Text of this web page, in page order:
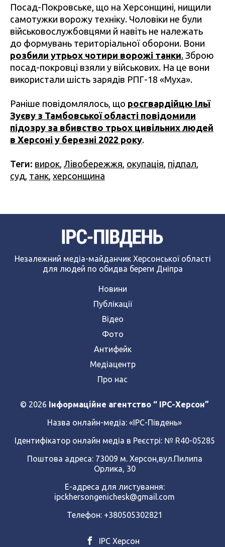
Посад-Покровське, що на Херсонщині, нищили
самотужки ворожу техніку. Чоловіки не були
військовослужбовцями й навіть не належать
до формувань територіальної оборони. Вони
розбили утрьох чотири ворожі танки. Зброю
посад-покровці взяли у військових. На це вони
використали шість зарядів РПГ-18 «Муха».
Раніше повідомлялось, що росгвардійцю Ільї
Зуєву з Тамбовської області повідомили
підозру за вбивство трьох цивільних людей
в Херсоні у березні 2022 року.
Теги: вирок Лівобережжя окупація підпал
суд танк херсонщина
Незалежний медіа-майданчик Херсонської області
для людей по обидва береги Дніпра
Новини
Публікації
Відео
Фото
Антифейк
Медіацентр
Про нас
© 2026 Інформаційне агентство “ IPC-Херсон”
Назва онлайн-медіа: «ІРС-Південь»
Ідентифікатор онлайн медіа в Реєстрі: № R40-05285
Поштова адреса: 73009 м. Херсон,вул.Пилипа
Орлика, 30
Е-адреса для листування:
ipckhersongenichesk@gmail.com
Телефон: +380505302821
ІРС Херсон